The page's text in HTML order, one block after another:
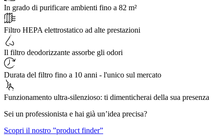
In grado di purificare ambienti fino a 82 m²
Filtro HEPA elettrostatico ad alte prestazioni
Il filtro deodorizzante assorbe gli odori
Durata del filtro fino a 10 anni - l'unico sul mercato
Funzionamento ultra-silenzioso: ti dimenticherai della sua presenza
Sei un professionista e hai già un’idea precisa?
Scopri il nostro ”product finder”